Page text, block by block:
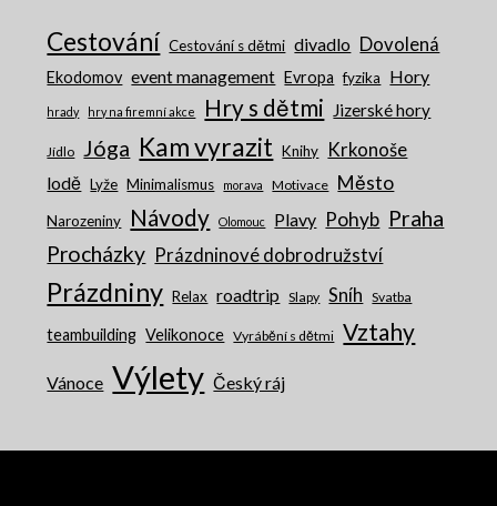
Cestování Cestování s dětmi divadlo Dovolená
Ekodomov event management Evropa fyzika Hory
hrady hry na firemní akce Hry s dětmi Jizerské hory
Jídlo Jóga Kam vyrazit Knihy Krkonoše
lodě Lyže Minimalismus morava Motivace Město
Narozeniny Návody Olomouc Plavy Pohyb Praha
Procházky Prázdninové dobrodružství
Prázdniny Relax roadtrip Slapy Sníh Svatba
teambuilding Velikonoce Vyrábění s dětmi Vztahy
Vánoce Výlety Český ráj